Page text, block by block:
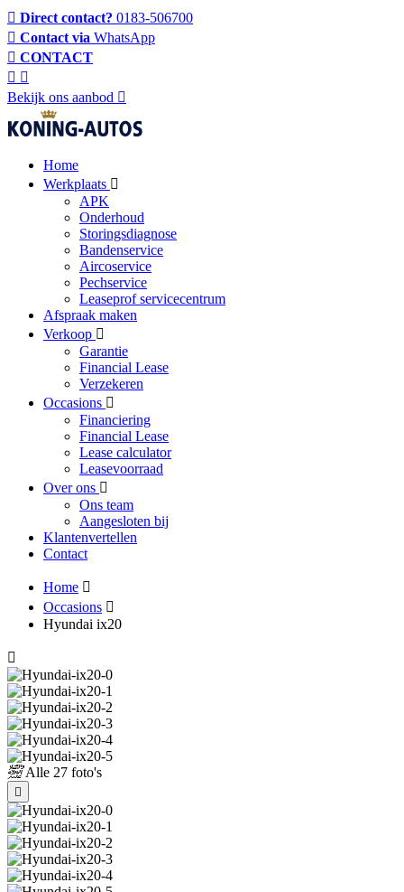
Direct contact? 0183-506700
Contact via WhatsApp
CONTACT
Bekijk ons aanbod
Home
Werkplaats
APK
Onderhoud
Storingsdiagnose
Bandenservice
Aircoservice
Pechservice
Leaseprof servicecentrum
Afspraak maken
Verkoop
Garantie
Financial Lease
Verzekeren
Occasions
Financiering
Financial Lease
Lease calculator
Leasevoorraad
Over ons
Ons team
Aangesloten bij
Klantenvertellen
Contact
Home
Occasions
Hyundai ix20
Alle 27 foto's